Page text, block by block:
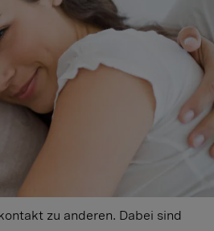
zu anderen. Dabei sind